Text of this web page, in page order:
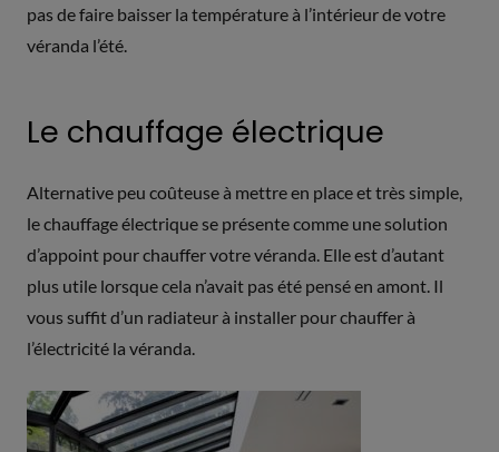
pas de faire baisser la température à l’intérieur de votre
véranda l’été.
Le chauffage électrique
Alternative peu coûteuse à mettre en place et très simple,
le chauffage électrique se présente comme une solution
d’appoint pour chauffer votre véranda. Elle est d’autant
plus utile lorsque cela n’avait pas été pensé en amont. Il
vous suffit d’un radiateur à installer pour chauffer à
l’électricité la véranda.